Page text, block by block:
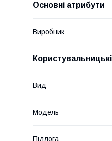
Основні атрибути
Виробник
Вид
Мoдель
Підлога